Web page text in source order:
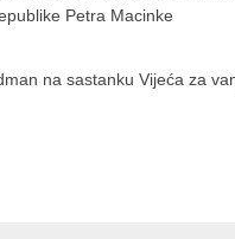
Petra Macinke
na sastanku Vijeća za